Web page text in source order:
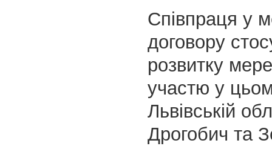
Співпраця у
договору
розвитку
участю у
Львівській
Дрогобич та